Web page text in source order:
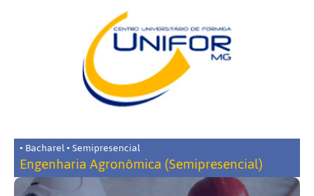
• Bacharel • Semipresencial
Engenharia Agronômica (Semipresencial)